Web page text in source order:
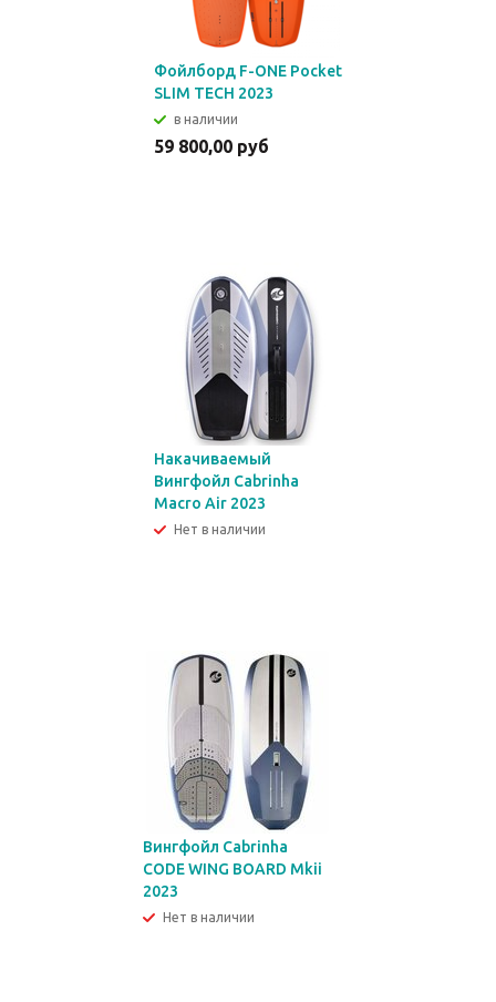
Фойлборд F-ONE Pocket
SLIM TECH 2023
в наличии
59 800,00 руб
Накачиваемый
Вингфойл Cabrinha
Macro Air 2023
Нет в наличии
Вингфойл Cabrinha
CODE WING BOARD Mkii
2023
Нет в наличии